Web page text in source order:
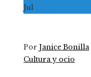
Jul
Por Janice Bonilla
Cultura y ocio